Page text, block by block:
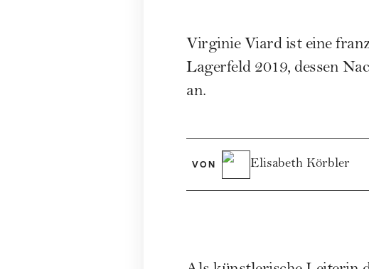
Virginie Viard ist eine
Lagerfeld 2019, dessen
an.
VON Elisabeth Körbler